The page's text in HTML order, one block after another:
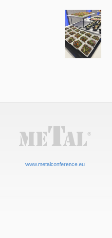
www.metalconference.eu